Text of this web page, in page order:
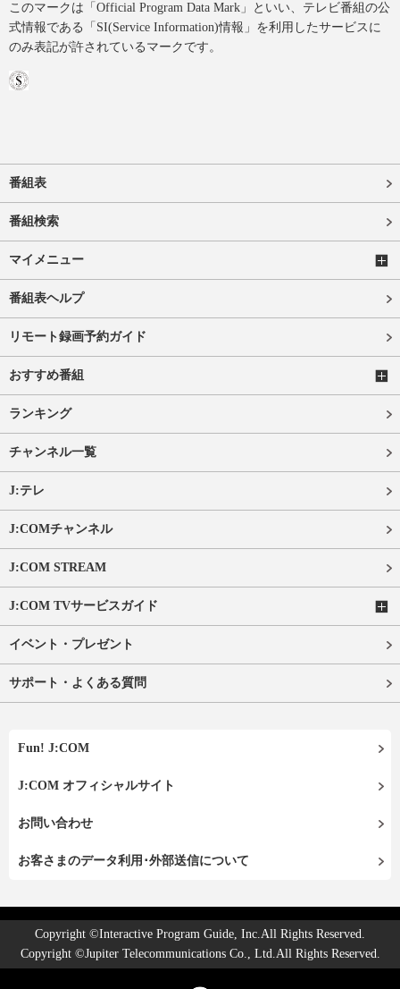
このマークは「Official Program Data Mark」といい、テレビ番組の公
式情報である「SI(Service Information)情報」を利用したサービスに
のみ表記が許されているマークです。
番組表
番組検索
マイメニュー
番組表ヘルプ
リモート録画予約ガイド
おすすめ番組
ランキング
チャンネル一覧
J:テレ
J:COMチャンネル
J:COM STREAM
J:COM TVサービスガイド
イベント・プレゼント
サポート・よくある質問
Fun! J:COM
J:COM オフィシャルサイト
お問い合わせ
お客さまのデータ利用･外部送信について
Copyright ©Interactive Program Guide, Inc.All Rights Reserved.
Copyright ©Jupiter Telecommunications Co., Ltd.All Rights Reserved.